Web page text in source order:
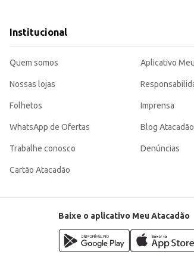
de consumo equilibrada, com notas
de consumo e revenda.
Institucional
Quem somos
Nossas lojas
Folhetos
WhatsApp de Ofertas
Trabalhe conosco
Cartão Atacadão
Aplicativo
Imprensa
Blog Atacadão
Denúncias
Baixe o aplicativo Meu Atacadão